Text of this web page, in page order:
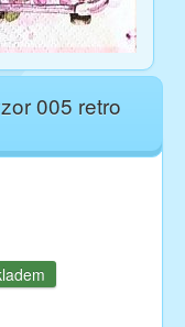
005 retro